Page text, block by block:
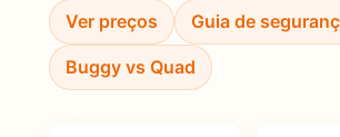
Ver preços Guia de
Buggy vs Quad